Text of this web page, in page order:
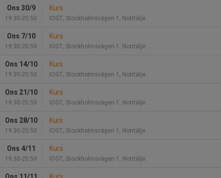
Ons 30/9
19:30-20:50
Kurs
IOGT, Stockholmsvägen 1, Norrtälje
Ons 7/10
19:30-20:50
Kurs
IOGT, Stockholmsvägen 1, Norrtälje
Ons 14/10
19:30-20:50
Kurs
IOGT, Stockholmsvägen 1, Norrtälje
Ons 21/10
19:30-20:50
Kurs
IOGT, Stockholmsvägen 1, Norrtälje
Ons 28/10
19:30-20:50
Kurs
IOGT, Stockholmsvägen 1, Norrtälje
Ons 4/11
19:30-20:50
Kurs
IOGT, Stockholmsvägen 1, Norrtälje